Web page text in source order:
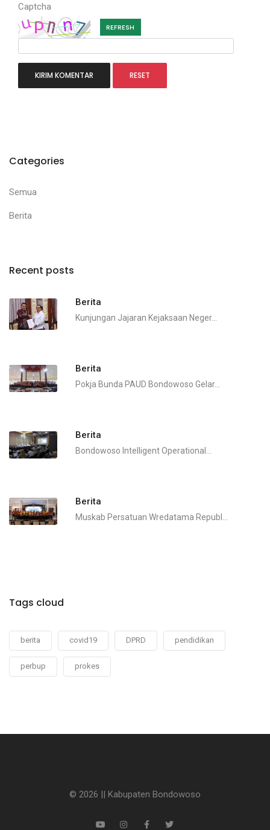
Captcha
REFRESH
Categories
Semua
Berita
Recent posts
Berita
Kunjungan Jajaran Kejaksaan Neger...
Berita
Pokja Bunda PAUD Bondowoso Gelar...
Berita
Bondowoso Intelligent Operational...
Berita
Muskab Persatuan Wredatama Republ...
Tags cloud
berita covid19 DPRD pendidikan
perbup prokes
© 2026 || Kabupaten Bondowoso